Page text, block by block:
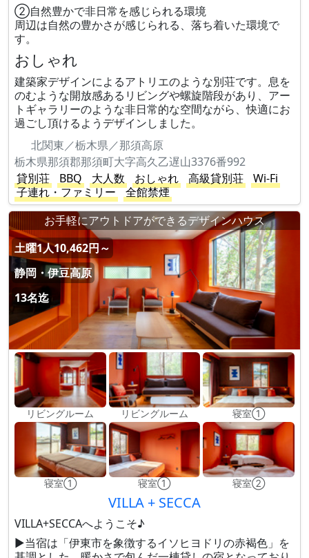
②自然豊かで非日常を感じられる環境
周辺は自然の豊かさが感じられる、落ち着いた環境で
す。
おしゃれ
建築家デザインによるアトリエのような別荘です。息を
のむような開放感あるリビングや螺旋階段があり、アー
トギャラリーのような非日常的な空間ながら、快適にお
過ごし頂けるようデザインしました。
北関東／栃木県／那須高原
栃木県那須郡那須町大字高久乙遅山3376番992
貸別荘
BBQ 大人数 おしゃれ 高級貸別荘
Wi-Fi
子連れ・ファミリー
全館禁煙
お手軽にアウトドアができるデザインハウス
土曜1人10,462円～
静岡・伊豆高原
13名迄
リビングルーム リビングルーム 寝室①
寝室① 寝室① 寝室②
VILLA + SECCA
VILLA+SECCAへようこそ♪
▶当宿は「伊東市を象徴するイソヒヨドリの赤褐色」を